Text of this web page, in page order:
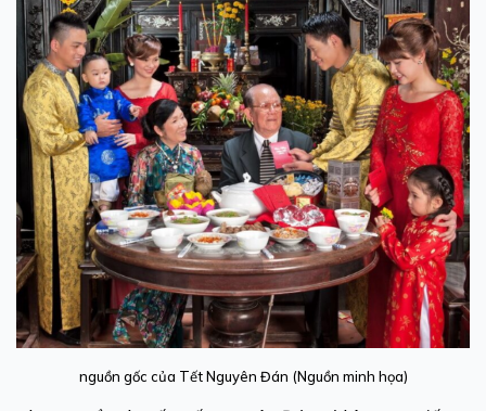
nguồn gốc của Tết Nguyên Đán (Nguồn minh họa)